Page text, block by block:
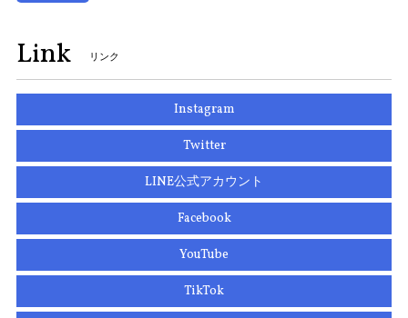
Link リンク
Instagram
Twitter
LINE公式アカウント
Facebook
YouTube
TikTok